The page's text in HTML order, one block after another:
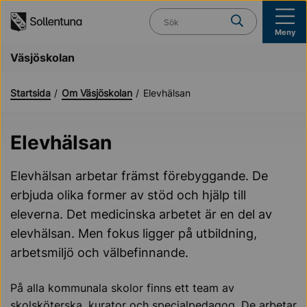
Vad söker du?
Meny
Väsjöskolan
Startsida Om Väsjöskolan Elevhälsan
Elevhälsan
Elevhälsan arbetar främst förebyggande. De
erbjuda olika former av stöd och hjälp till
eleverna. Det medicinska arbetet är en del av
elevhälsan. Men fokus ligger på utbildning,
arbetsmiljö och välbefinnande.
På alla kommunala skolor finns ett team av